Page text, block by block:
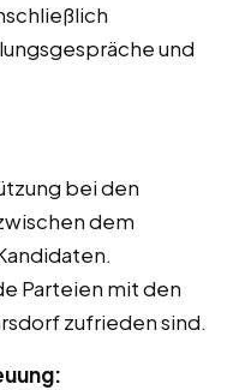
und
bei den
dem
Parteien mit den
zufrieden sind.